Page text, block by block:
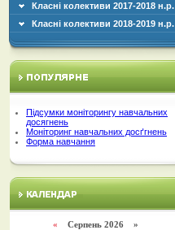
Класні колективи 2017-2018 н.р.
Класні колективи 2018-2019 н.р.
Підсумки моніторингу навчальних
досягнень
Моніторинг навчальних досґгнень
Форма навчання
« Серпень 2026 »